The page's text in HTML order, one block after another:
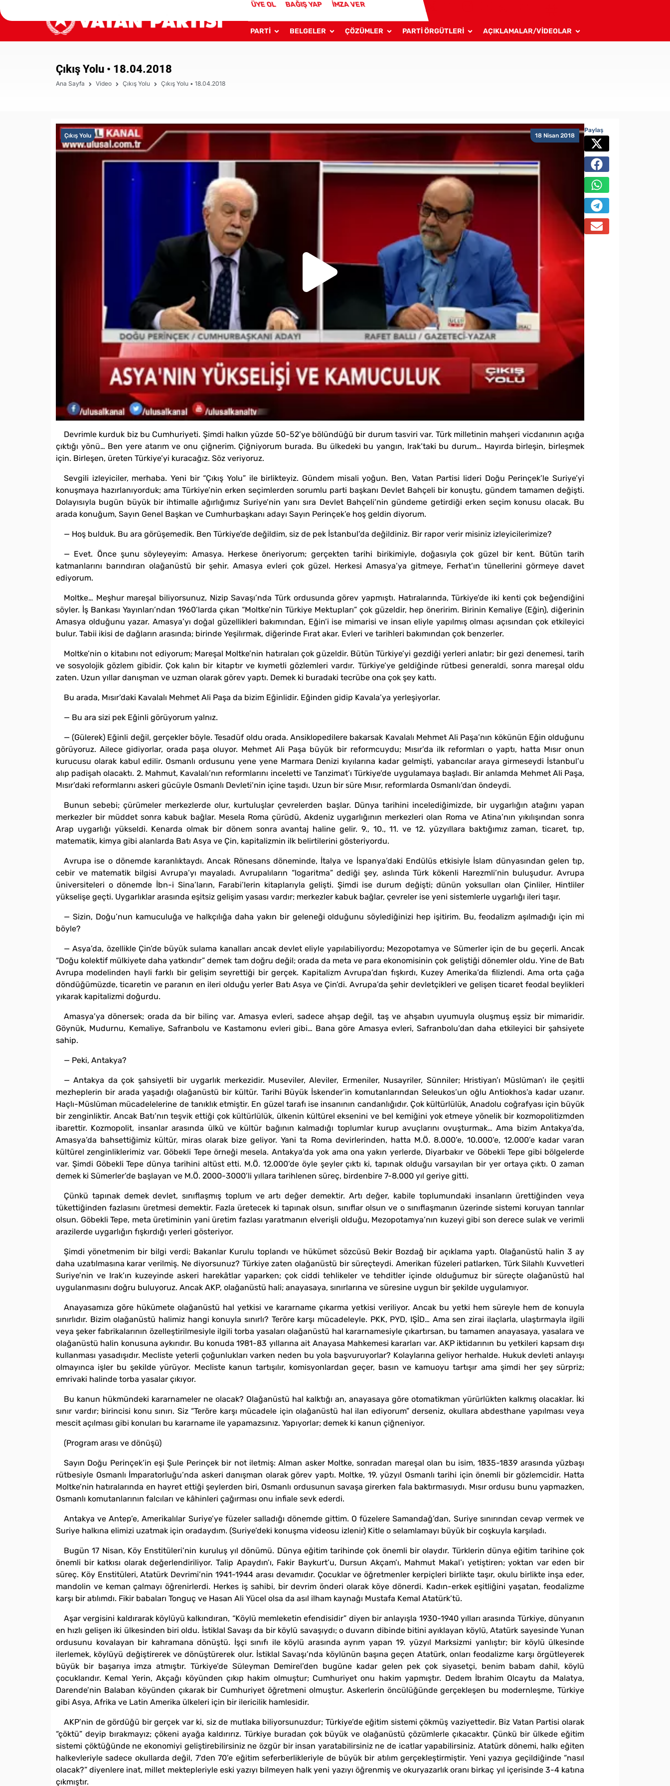
ÜYE OL BAĞIŞ YAP İMZA VER
PARTİ BELGELER ÇÖZÜMLER PARTİ ÖRGÜTLERİ AÇIKLAMALAR/VİDEOLAR
Çıkış Yolu • 18.04.2018
Ana Sayfa Video Çıkış Yolu Çıkış Yolu • 18.04.2018
18 Nisan 2018
Çıkış Yolu
Devrimle kurduk biz bu Cumhuriyeti. Şimdi halkın yüzde 50-52’ye bölündüğü bir durum tasviri var. Türk milletinin mahşeri vicdanının açığa
çıktığı yönü… Ben yere atarım ve onu çiğnerim. Çiğniyorum burada. Bu ülkedeki bu yangın, Irak’taki bu durum… Hayırda birleşin, birleşmek
için. Birleşen, üreten Türkiye’yi kuracağız. Söz veriyoruz.
Sevgili izleyiciler, merhaba. Yeni bir “Çıkış Yolu” ile birlikteyiz. Gündem misali yoğun. Ben, Vatan Partisi lideri Doğu Perinçek’le Suriye’yi
konuşmaya hazırlanıyorduk; ama Türkiye’nin erken seçimlerden sorumlu parti başkanı Devlet Bahçeli bir konuştu, gündem tamamen değişti.
Dolayısıyla bugün büyük bir ihtimalle ağırlığımız Suriye’nin yanı sıra Devlet Bahçeli’nin gündeme getirdiği erken seçim konusu olacak. Bu
arada konuğum, Sayın Genel Başkan ve Cumhurbaşkanı adayı Sayın Perinçek’e hoş geldin diyorum.
— Hoş bulduk. Bu ara görüşemedik. Ben Türkiye’de değildim, siz de pek İstanbul’da değildiniz. Bir rapor verir misiniz izleyicilerimize?
— Evet. Önce şunu söyleyeyim: Amasya. Herkese öneriyorum; gerçekten tarihi birikimiyle, doğasıyla çok güzel bir kent. Bütün tarih
katmanlarını barındıran olağanüstü bir şehir. Amasya evleri çok güzel. Herkesi Amasya’ya gitmeye, Ferhat’ın tünellerini görmeye davet
ediyorum.
Moltke… Meşhur mareşal biliyorsunuz, Nizip Savaşı’nda Türk ordusunda görev yapmıştı. Hatıralarında, Türkiye’de iki kenti çok beğendiğini
söyler. İş Bankası Yayınları’ndan 1960’larda çıkan “Moltke’nin Türkiye Mektupları” çok güzeldir, hep öneririm. Birinin Kemaliye (Eğin), diğerinin
Amasya olduğunu yazar. Amasya’yı doğal güzellikleri bakımından, Eğin’i ise mimarisi ve insan eliyle yapılmış olması açısından çok etkileyici
bulur. Tabii ikisi de dağların arasında; birinde Yeşilırmak, diğerinde Fırat akar. Evleri ve tarihleri bakımından çok benzerler.
Moltke’nin o kitabını not ediyorum; Mareşal Moltke’nin hatıraları çok güzeldir. Bütün Türkiye’yi gezdiği yerleri anlatır; bir gezi denemesi, tarih
ve sosyolojik gözlem gibidir. Çok kalın bir kitaptır ve kıymetli gözlemleri vardır. Türkiye’ye geldiğinde rütbesi generaldi, sonra mareşal oldu
zaten. Uzun yıllar danışman ve uzman olarak görev yaptı. Demek ki buradaki tecrübe ona çok şey kattı.
Bu arada, Mısır’daki Kavalalı Mehmet Ali Paşa da bizim Eğinlidir. Eğinden gidip Kavala’ya yerleşiyorlar.
— Bu ara sizi pek Eğinli görüyorum yalnız.
— (Gülerek) Eğinli değil, gerçekler böyle. Tesadüf oldu orada. Ansiklopedilere bakarsak Kavalalı Mehmet Ali Paşa’nın kökünün Eğin olduğunu
görüyoruz. Ailece gidiyorlar, orada paşa oluyor. Mehmet Ali Paşa büyük bir reformcuydu; Mısır’da ilk reformları o yaptı, hatta Mısır onun
kurucusu olarak kabul edilir. Osmanlı ordusunu yene yene Marmara Denizi kıyılarına kadar gelmişti, yabancılar araya girmeseydi İstanbul’u
alıp padişah olacaktı. 2. Mahmut, Kavalalı’nın reformlarını inceletti ve Tanzimat’ı Türkiye’de uygulamaya başladı. Bir anlamda Mehmet Ali Paşa,
Mısır’daki reformlarını askeri gücüyle Osmanlı Devleti’nin içine taşıdı. Uzun bir süre Mısır, reformlarda Osmanlı’dan öndeydi.
Bunun sebebi; çürümeler merkezlerde olur, kurtuluşlar çevrelerden başlar. Dünya tarihini incelediğimizde, bir uygarlığın atağını yapan
merkezler bir müddet sonra kabuk bağlar. Mesela Roma çürüdü, Akdeniz uygarlığının merkezleri olan Roma ve Atina’nın yıkılışından sonra
Arap uygarlığı yükseldi. Kenarda olmak bir dönem sonra avantaj haline gelir. 9., 10., 11. ve 12. yüzyıllara baktığımız zaman, ticaret, tıp,
matematik, kimya gibi alanlarda Batı Asya ve Çin, kapitalizmin ilk belirtilerini gösteriyordu.
Avrupa ise o dönemde karanlıktaydı. Ancak Rönesans döneminde, İtalya ve İspanya’daki Endülüs etkisiyle İslam dünyasından gelen tıp,
cebir ve matematik bilgisi Avrupa’yı mayaladı. Avrupalıların “logaritma” dediği şey, aslında Türk kökenli Harezmli’nin buluşudur. Avrupa
üniversiteleri o dönemde İbn-i Sina’ların, Farabi’lerin kitaplarıyla gelişti. Şimdi ise durum değişti; dünün yoksulları olan Çinliler, Hintliler
yükselişe geçti. Uygarlıklar arasında eşitsiz gelişim yasası vardır; merkezler kabuk bağlar, çevreler ise yeni sistemlerle uygarlığı ileri taşır.
— Sizin, Doğu’nun kamuculuğa ve halkçılığa daha yakın bir geleneği olduğunu söylediğinizi hep işitirim. Bu, feodalizm aşılmadığı için mi
böyle?
— Asya’da, özellikle Çin’de büyük sulama kanalları ancak devlet eliyle yapılabiliyordu; Mezopotamya ve Sümerler için de bu geçerli. Ancak
“Doğu kolektif mülkiyete daha yatkındır” demek tam doğru değil; orada da meta ve para ekonomisinin çok geliştiği dönemler oldu. Yine de Batı
Avrupa modelinden hayli farklı bir gelişim seyrettiği bir gerçek. Kapitalizm Avrupa’dan fışkırdı, Kuzey Amerika’da filizlendi. Ama orta çağa
döndüğümüzde, ticaretin ve paranın en ileri olduğu yerler Batı Asya ve Çin’di. Avrupa’da şehir devletçikleri ve gelişen ticaret feodal beylikleri
yıkarak kapitalizmi doğurdu.
Amasya’ya dönersek; orada da bir bilinç var. Amasya evleri, sadece ahşap değil, taş ve ahşabın uyumuyla oluşmuş eşsiz bir mimaridir.
Göynük, Mudurnu, Kemaliye, Safranbolu ve Kastamonu evleri gibi… Bana göre Amasya evleri, Safranbolu’dan daha etkileyici bir şahsiyete
sahip.
— Peki, Antakya?
— Antakya da çok şahsiyetli bir uygarlık merkezidir. Museviler, Aleviler, Ermeniler, Nusayriler, Sünniler; Hristiyan’ı Müslüman’ı ile çeşitli
mezheplerin bir arada yaşadığı olağanüstü bir kültür. Tarihi Büyük İskender’in komutanlarından Seleukos’un oğlu Antiokhos’a kadar uzanır.
Haçlı-Müslüman mücadelelerine de tanıklık etmiştir. En güzel tarafı ise insanının candanlığıdır. Çok kültürlülük, Anadolu coğrafyası için büyük
bir zenginliktir. Ancak Batı’nın teşvik ettiği çok kültürlülük, ülkenin kültürel eksenini ve bel kemiğini yok etmeye yönelik bir kozmopolitizmden
ibarettir. Kozmopolit, insanlar arasında ülkü ve kültür bağının kalmadığı toplumlar kurup avuçlarını ovuşturmak… Ama bizim Antakya’da,
Amasya’da bahsettiğimiz kültür, miras olarak bize geliyor. Yani ta Roma devirlerinden, hatta M.Ö. 8.000’e, 10.000’e, 12.000’e kadar varan
kültürel zenginliklerimiz var. Göbekli Tepe örneği mesela. Antakya’da yok ama ona yakın yerlerde, Diyarbakır ve Göbekli Tepe gibi bölgelerde
var. Şimdi Göbekli Tepe dünya tarihini altüst etti. M.Ö. 12.000’de öyle şeyler çıktı ki, tapınak olduğu varsayılan bir yer ortaya çıktı. O zaman
demek ki Sümerler’de başlayan ve M.Ö. 2000-3000’li yıllara tarihlenen süreç, birdenbire 7-8.000 yıl geriye gitti.
Çünkü tapınak demek devlet, sınıflaşmış toplum ve artı değer demektir. Artı değer, kabile toplumundaki insanların ürettiğinden veya
tükettiğinden fazlasını üretmesi demektir. Fazla üretecek ki tapınak olsun, sınıflar olsun ve o sınıflaşmanın üzerinde sistemi koruyan tanrılar
olsun. Göbekli Tepe, meta üretiminin yani üretim fazlası yaratmanın elverişli olduğu, Mezopotamya’nın kuzeyi gibi son derece sulak ve verimli
arazilerde uygarlığın fışkırdığı yerleri gösteriyor.
Şimdi yönetmenim bir bilgi verdi; Bakanlar Kurulu toplandı ve hükümet sözcüsü Bekir Bozdağ bir açıklama yaptı. Olağanüstü halin 3 ay
daha uzatılmasına karar verilmiş. Ne diyorsunuz? Türkiye zaten olağanüstü bir süreçteydi. Amerikan füzeleri patlarken, Türk Silahlı Kuvvetleri
Suriye’nin ve Irak’ın kuzeyinde askeri harekâtlar yaparken; çok ciddi tehlikeler ve tehditler içinde olduğumuz bir süreçte olağanüstü hal
uygulanmasını doğru buluyoruz. Ancak AKP, olağanüstü hali; anayasaya, sınırlarına ve süresine uygun bir şekilde uygulamıyor.
Anayasamıza göre hükümete olağanüstü hal yetkisi ve kararname çıkarma yetkisi veriliyor. Ancak bu yetki hem süreyle hem de konuyla
sınırlıdır. Bizim olağanüstü halimiz hangi konuyla sınırlı? Teröre karşı mücadeleyle. PKK, PYD, IŞİD… Ama sen zirai ilaçlarla, ulaştırmayla ilgili
veya şeker fabrikalarının özelleştirilmesiyle ilgili torba yasaları olağanüstü hal kararnamesiyle çıkartırsan, bu tamamen anayasaya, yasalara ve
olağanüstü halin konusuna aykırıdır. Bu konuda 1981-83 yıllarına ait Anayasa Mahkemesi kararları var. AKP iktidarının bu yetkileri kapsam dışı
kullanması yasadışıdır. Mecliste yeterli çoğunlukları varken neden bu yola başvuruyorlar? Kolaylarına geliyor herhalde. Hukuk devleti anlayışı
olmayınca işler bu şekilde yürüyor. Mecliste kanun tartışılır, komisyonlardan geçer, basın ve kamuoyu tartışır ama şimdi her şey sürpriz;
emrivaki halinde torba yasalar çıkıyor.
Bu kanun hükmündeki kararnameler ne olacak? Olağanüstü hal kalktığı an, anayasaya göre otomatikman yürürlükten kalkmış olacaklar. İki
sınır vardır; birincisi konu sınırı. Siz “Teröre karşı mücadele için olağanüstü hal ilan ediyorum” derseniz, okullara abdesthane yapılması veya
mescit açılması gibi konuları bu kararname ile yapamazsınız. Yapıyorlar; demek ki kanun çiğneniyor.
(Program arası ve dönüşü)
Sayın Doğu Perinçek’in eşi Şule Perinçek bir not iletmiş: Alman asker Moltke, sonradan mareşal olan bu isim, 1835-1839 arasında yüzbaşı
rütbesiyle Osmanlı İmparatorluğu’nda askeri danışman olarak görev yaptı. Moltke, 19. yüzyıl Osmanlı tarihi için önemli bir gözlemcidir. Hatta
Moltke’nin hatıralarında en hayret ettiği şeylerden biri, Osmanlı ordusunun savaşa girerken fala baktırmasıydı. Mısır ordusu bunu yapmazken,
Osmanlı komutanlarının falcıları ve kâhinleri çağırması onu infiale sevk ederdi.
Antakya ve Antep’e, Amerikalılar Suriye’ye füzeler salladığı dönemde gittim. O füzelere Samandağ’dan, Suriye sınırından cevap vermek ve
Suriye halkına elimizi uzatmak için oradaydım. (Suriye’deki konuşma videosu izlenir) Kitle o selamlamayı büyük bir coşkuyla karşıladı.
Bugün 17 Nisan, Köy Enstitüleri’nin kuruluş yıl dönümü. Dünya eğitim tarihinde çok önemli bir olaydır. Türklerin dünya eğitim tarihine çok
önemli bir katkısı olarak değerlendiriliyor. Talip Apaydın’ı, Fakir Baykurt’u, Dursun Akçam’ı, Mahmut Makal’ı yetiştiren; yoktan var eden bir
süreç. Köy Enstitüleri, Atatürk Devrimi’nin 1941-1944 arası devamıdır. Çocuklar ve öğretmenler kerpiçleri birlikte taşır, okulu birlikte inşa eder,
mandolin ve keman çalmayı öğrenirlerdi. Herkes iş sahibi, bir devrim önderi olarak köye dönerdi. Kadın-erkek eşitliğini yaşatan, feodalizme
karşı bir atılımdı. Fikir babaları Tonguç ve Hasan Ali Yücel olsa da asıl ilham kaynağı Mustafa Kemal Atatürk’tü.
Aşar vergisini kaldırarak köylüyü kalkındıran, “Köylü memleketin efendisidir” diyen bir anlayışla 1930-1940 yılları arasında Türkiye, dünyanın
en hızlı gelişen iki ülkesinden biri oldu. İstiklal Savaşı da bir köylü savaşıydı; o duvarın dibinde bitini ayıklayan köylü, Atatürk sayesinde Yunan
ordusunu kovalayan bir kahramana dönüştü. İşçi sınıfı ile köylü arasında ayrım yapan 19. yüzyıl Marksizmi yanlıştır; bir köylü ülkesinde
ilerlemek, köylüyü değiştirerek ve dönüştürerek olur. İstiklal Savaşı’nda köylünün başına geçen Atatürk, onları feodalizme karşı örgütleyerek
büyük bir başarıya imza atmıştır. Türkiye’de Süleyman Demirel’den bugüne kadar gelen pek çok siyasetçi, benim babam dahil, köylü
çocuklarıdır. Kemal Yerin, Akçağı köyünden çıkıp hakim olmuştur; Cumhuriyet onu hakim yapmıştır. Dedem İbrahim Olcaytu da Malatya,
Darende’nin Balaban köyünden çıkarak bir Cumhuriyet öğretmeni olmuştur. Askerlerin öncülüğünde gerçekleşen bu modernleşme, Türkiye
gibi Asya, Afrika ve Latin Amerika ülkeleri için bir ilericilik hamlesidir.
AKP’nin de gördüğü bir gerçek var ki, siz de mutlaka biliyorsunuzdur; Türkiye’de eğitim sistemi çökmüş vaziyettedir. Biz Vatan Partisi olarak
“çöktü” deyip bırakmayız; çökeni ayağa kaldırırız. Türkiye buradan çok büyük ve olağanüstü çözümlerle çıkacaktır. Çünkü bir ülkede eğitim
sistemi çöktüğünde ne ekonomiyi geliştirebilirsiniz ne özgür bir insan yaratabilirsiniz ne de icatlar yapabilirsiniz. Atatürk dönemi, halkı eğiten
halkevleriyle sadece okullarda değil, 7’den 70’e eğitim seferberlikleriyle de büyük bir atılım gerçekleştirmiştir. Yeni yazıya geçildiğinde “nasıl
olacak?” diyenlere inat, millet mektepleriyle eski yazıyı bilmeyen halk yeni yazıyı öğrenmiş ve okuryazarlık oranı birkaç yıl içerisinde 3-4 katına
çıkmıştır.
Paylaş